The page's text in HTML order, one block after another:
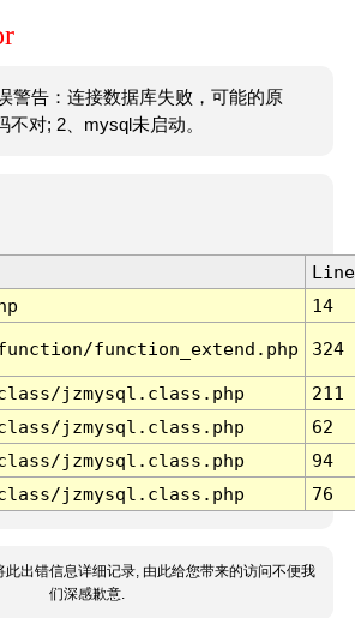
警告：连接数据库失败，可能的原
不对; 2、mysql未启动。
Line
14
function_extend.php 324
jzmysql.class.php
211
jzmysql.class.php
62
jzmysql.class.php
94
jzmysql.class.php 76
此出错信息详细记录, 由此给您带来的访问不便我
们深感歉意.